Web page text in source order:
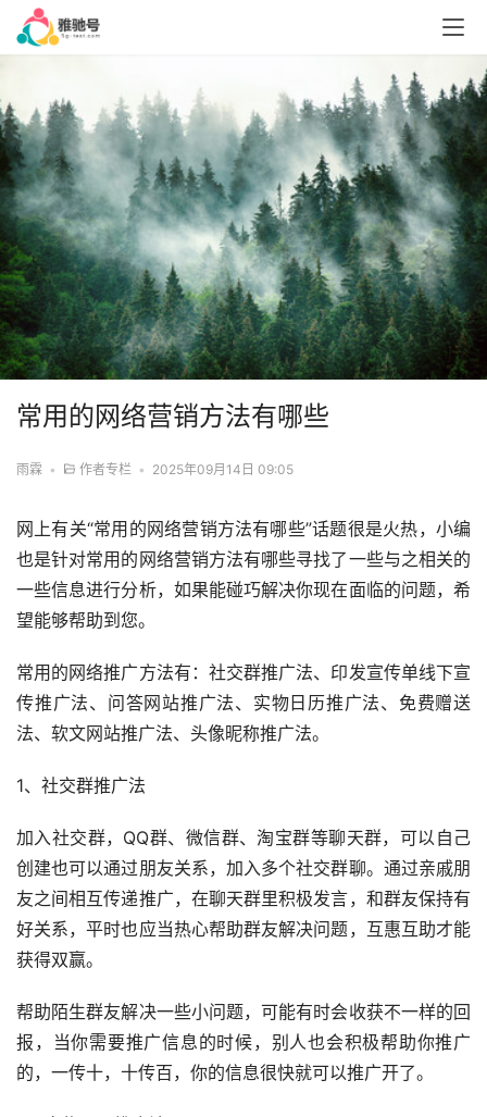
常用的网络营销方法有哪些
雨霖 • 作者专栏 • 2025年09月14日 09:05
网上有关“常用的网络营销方法有哪些”话题很是火热，小编
也是针对常用的网络营销方法有哪些寻找了一些与之相关的
一些信息进行分析，如果能碰巧解决你现在面临的问题，希
望能够帮助到您。
常用的网络推广方法有：社交群推广法、印发宣传单线下宣
传推广法、问答网站推广法、实物日历推广法、免费赠送
法、软文网站推广法、头像昵称推广法。
1、社交群推广法
加入社交群，QQ群、微信群、淘宝群等聊天群，可以自己
创建也可以通过朋友关系，加入多个社交群聊。通过亲戚朋
友之间相互传递推广，在聊天群里积极发言，和群友保持有
好关系，平时也应当热心帮助群友解决问题，互惠互助才能
获得双赢。
帮助陌生群友解决一些小问题，可能有时会收获不一样的回
报，当你需要推广信息的时候，别人也会积极帮助你推广
的，一传十，十传百，你的信息很快就可以推广开了。